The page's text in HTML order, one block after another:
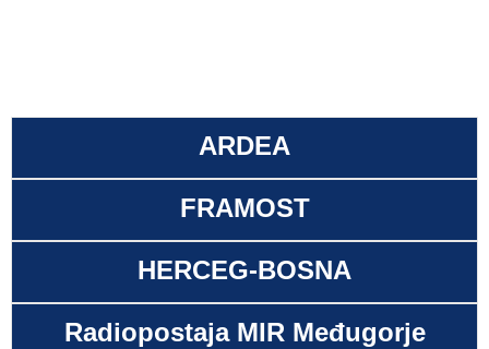
ARDEA
FRAMOST
HERCEG-BOSNA
Radiopostaja MIR Međugorje